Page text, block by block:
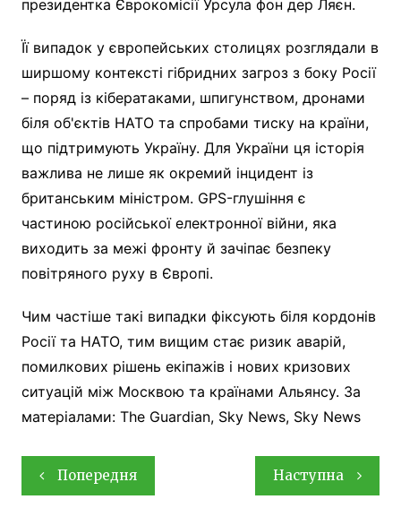
президентка Єврокомісії Урсула фон дер Ляєн.
Її випадок у європейських столицях розглядали в
ширшому контексті гібридних загроз з боку Росії
– поряд із кібератаками, шпигунством, дронами
біля об'єктів НАТО та спробами тиску на країни,
що підтримують Україну. Для України ця історія
важлива не лише як окремий інцидент із
британським міністром. GPS-глушіння є
частиною російської електронної війни, яка
виходить за межі фронту й зачіпає безпеку
повітряного руху в Європі.
Чим частіше такі випадки фіксують біля кордонів
Росії та НАТО, тим вищим стає ризик аварій,
помилкових рішень екіпажів і нових кризових
ситуацій між Москвою та країнами Альянсу. За
матеріалами: The Guardian, Sky News, Sky News
Навігація
записів
Попередня Наступна